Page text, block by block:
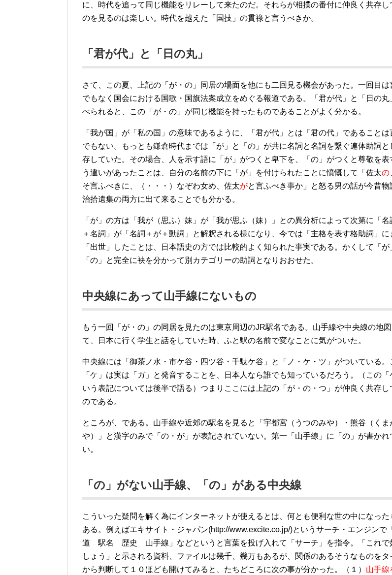
に、時代を追って同じ機能をリレーして来たのだ。それらが相撲の番付に仲良く共存し
のを見るのは楽しい。時代を越えた「国技」の貫祿と言うべきか。
「君が代」と「日の丸」
さて、この夏、上記の「が・の」同居の場面を他にも二回見る機会があった。一回目は
でもなく国会における国歌・国旗法案成立をめぐる報道である。「君が代」と「日の丸
べられると、この「が・の」が同じ機能を持ったものであることがよく分かる。
「我が国」が「私の国」の意味であるように、「君が代」とは「君の代」であることは
でもない。もっとも鎌倉時代までは「が」と「の」が共に名詞と名詞を繋ぐ連体助詞と
存していた。その場合、人を示す語に「が」がつくと卑下を、「の」がつくと尊敬を表
う違いがあったことは、自分の名前の下に「が」を付けられたことに憤慨して「佐太の
そ言ふべきに、（・・・）なぞわ女め、佐太がと言ふべき事か」と怒る男の話が今昔物
治拾遺集の両方に出て来ることでも分かる。
「が」の方は「我が（思ふ）妹」が「我が思ふ（妹）」との異分析によって次第に「名
＋名詞」が「名詞＋が＋動詞」と解釈される様になり、今では「主格を表す格助詞」に
「出世」したことは、日本語史の方では比較的よく知られた事実である。かくして「が
「の」と完全に袂を分かって別カテゴリーの助詞となりおおせた。
中央線にあって山手線にないもの
もう一回「が・の」の同居を見たのは東京周辺のJR駅名である。山手線や中央線の地
て、日本に行く学生と話をしていた時、ふと駅の名前で変なことに気がついた。
中央線には「御茶ノ水・市ケ谷・四ツ谷・千駄ケ谷」と「ノ・ケ・ツ」がついている。
「ケ」は実は「ガ」と発音することを、日本人なら誰でも知っているだろう。（この「
いう表記については後半で語る）つまりここには上記の「が・の・つ」が仲良く共存し
のである。
ところが、である。山手線や近郊の駅名を見ると「宇都宮（うつのみや）・熊谷（くま
や）」と漢字のみで「の・が」が表記されていない。第一「山手線」に「の」が書かれ
い。
「の」がない山手線、「の」がある中央線
こういった疑問を解く為にインターネットが使えるとは、何とも便利な世の中になった
ある。例えばエキサイト・ジャパン(http://www.excite.co.jp/)というサーチ・エンジンで
道 駅名 歴史 山手線」などというと言葉を投げ入れて「サーチ」を指令。「これで
しょう」と示される資料、ファイルは幾千、幾万もあるが、関係のあるそうなものをタ
から判断して１０ほども開けてみると、たちどころに次の事が分かった。（１） 山手線